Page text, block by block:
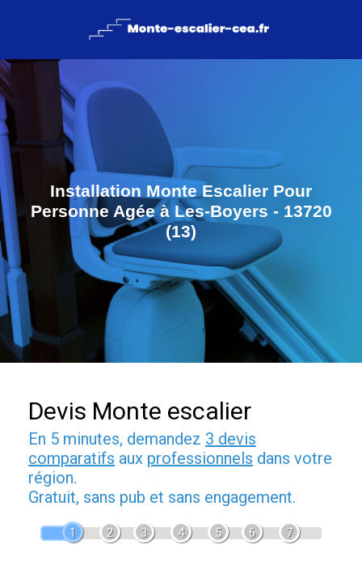
Installation Monte Escalier Pour
Personne Agée à Les-Boyers - 13720
(13)
Devis Monte escalier
En 5 minutes, demandez 3 devis
comparatifs aux professionnels dans votre
région.
Gratuit, sans pub et sans engagement.
1 2 3 4 5 6 7